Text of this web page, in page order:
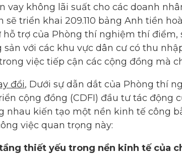
vay không lãi suất cho các doanh
sẽ triển khai 209.110 bảng Anh tiền
hỗ trợ của Phòng thí nghiệm thí
với các khu vực dân cư có thu
việc tiếp cận các cộng đồng mà
đổi, Dưới sự dẫn dắt của Phòng thí
cộng đồng (CDFI) đầu tư tác động
nhau kiến tạo một nền kinh tế công
việc quan trọng này:
thiết yếu trong nền kinh tế của